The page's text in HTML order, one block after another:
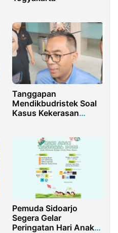
Tanggapan
Mendikbudristek Soal
Kasus Kekerasan
Pemuda Sidoarjo
Segera Gelar
Peringatan Hari Anak